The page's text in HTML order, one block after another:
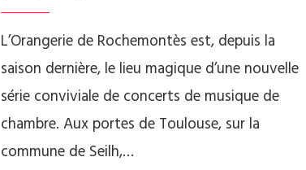
L’Orangerie de Rochemontès est, depuis la
saison dernière, le lieu magique d’une nouvelle
série conviviale de concerts de musique de
chambre. Aux portes de Toulouse, sur la
commune de Seilh,…